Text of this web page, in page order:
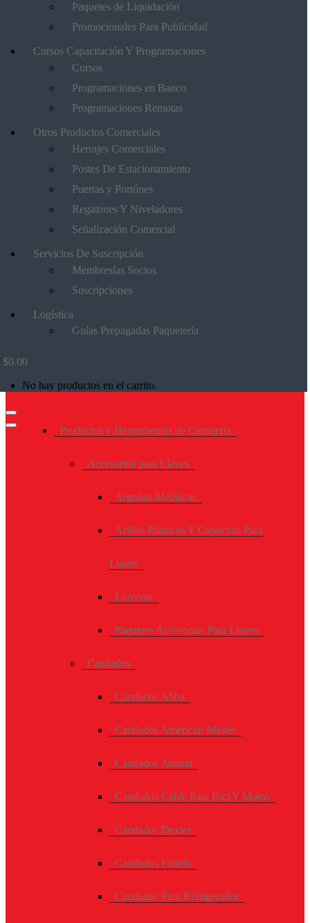
Paquetes de Liquidación
Promocionales Para Publicidad
Cursos Capacitación Y Programaciones
Cursos
Programaciones en Banco
Programaciones Remotas
Otros Productos Comerciales
Herrajes Comerciales
Postes De Estacionamiento
Puertas y Portónes
Regatones Y Niveladores
Señalización Comercial
Servicios De Suscripción
Membresías Socios
Suscripciones
Logística
Guías Prepagadas Paquetería
$0.00
No hay productos en el carrito.
Productos y Herramientas de Cerrajeria
Accesorios para Llaves
Argollas Metálicas
Arillos Plásticos Y Capuchas Para
Llaves
Llaveros
Paquetes Accesorios Para Llaves
Candados
Candados Abba
Candados American Máster
Candados Austral
Candados Cable Para Bici Y Motos
Candados Dexter
Candados Faitelli
Candados Para Refrigerador